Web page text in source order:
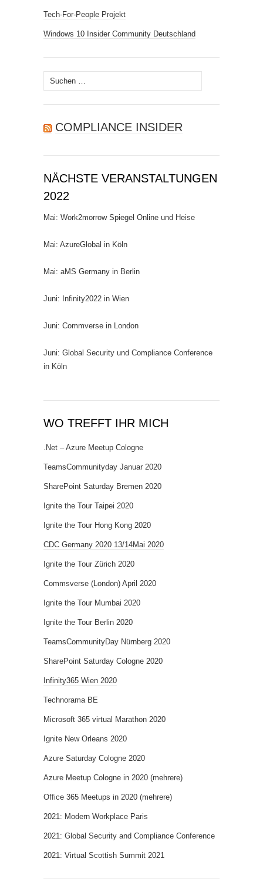
Tech-For-People Projekt
Windows 10 Insider Community Deutschland
Suchen
nach:
COMPLIANCE INSIDER
NÄCHSTE VERANSTALTUNGEN
2022
Mai: Work2morrow Spiegel Online und Heise
Mai: AzureGlobal in Köln
Mai: aMS Germany in Berlin
Juni: Infinity2022 in Wien
Juni: Commverse in London
Juni: Global Security und Compliance Conference
in Köln
WO TREFFT IHR MICH
.Net – Azure Meetup Cologne
TeamsCommunityday Januar 2020
SharePoint Saturday Bremen 2020
Ignite the Tour Taipei 2020
Ignite the Tour Hong Kong 2020
CDC Germany 2020 13/14Mai 2020
Ignite the Tour Zürich 2020
Commsverse (London) April 2020
Ignite the Tour Mumbai 2020
Ignite the Tour Berlin 2020
TeamsCommunityDay Nürnberg 2020
SharePoint Saturday Cologne 2020
Infinity365 Wien 2020
Technorama BE
Microsoft 365 virtual Marathon 2020
Ignite New Orleans 2020
Azure Saturday Cologne 2020
Azure Meetup Cologne in 2020 (mehrere)
Office 365 Meetups in 2020 (mehrere)
2021: Modern Workplace Paris
2021: Global Security and Compliance Conference
2021: Virtual Scottish Summit 2021